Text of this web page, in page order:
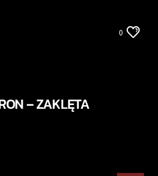
0
– ZAKLĘTA